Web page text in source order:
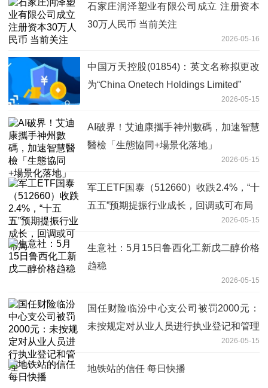
石家庄润泽塑业有限公司成立 注册资本
30万人民币 当前关注
2026-05-16
中国万天控股(01854)：英文名称拟更改
为“China Onetech Holdings Limited”
2026-05-15
AI破界！艾迪康攜手神州數碼，加速智慧
醫檢「生態協同+場景化落地」
2026-05-15
军工ETF国泰（512660）收跌2.4%，“十
五五”预期提振行业成长，回调或可布局
2026-05-15
生意社：5月15日鲁西化工新戊二醇价格
趋稳
2026-05-15
国任财险临汾中心支公司被罚2000元：
未按规定对从业人员进行执业登记和管理
2026-05-15
地铁站的信任 每日快播